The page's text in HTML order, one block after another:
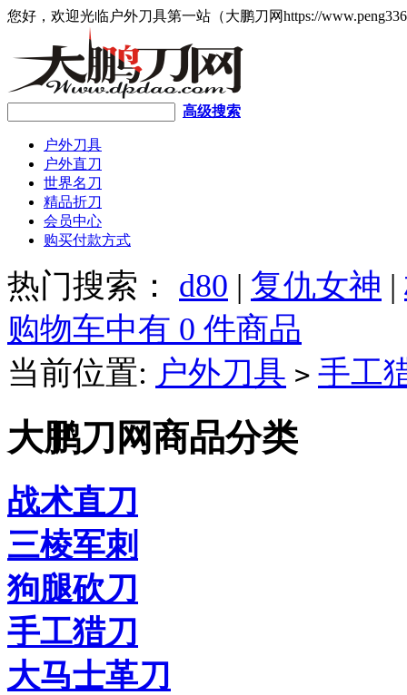
您好，欢迎光临户外刀具第一站（大鹏刀网https://
高级搜索
户外刀具
户外直刀
世界名刀
精品折刀
会员中心
购买付款方式
热门搜索： d80 | 复仇女神 |
购物车中有 0 件商品
当前位置: 户外刀具 > 手工
大鹏刀网商品分类
战术直刀
三棱军刺
狗腿砍刀
手工猎刀
大马士革刀